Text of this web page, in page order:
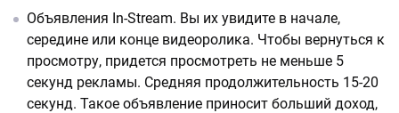
Объявления In-Stream. Вы их увидите в начале,
середине или конце видеоролика. Чтобы вернуться к
просмотру, придется просмотреть не меньше 5
секунд рекламы. Средняя продолжительность 15-20
секунд. Такое объявление приносит больший доход,